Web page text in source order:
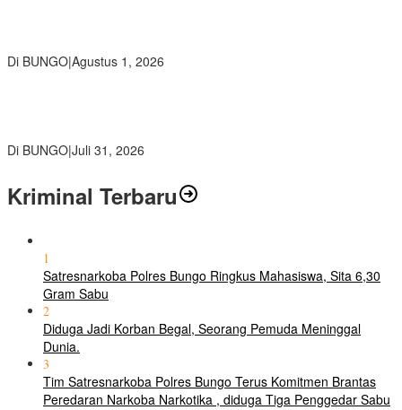
Di BUNGO|Agustus 1, 2026
Di BUNGO|Juli 31, 2026
Kriminal Terbaru
1
Satresnarkoba Polres Bungo Ringkus Mahasiswa, Sita 6,30
Gram Sabu
2
Diduga Jadi Korban Begal, Seorang Pemuda Meninggal
Dunia.
3
Tim Satresnarkoba Polres Bungo Terus Komitmen Brantas
Peredaran Narkoba Narkotika , diduga Tiga Penggedar Sabu